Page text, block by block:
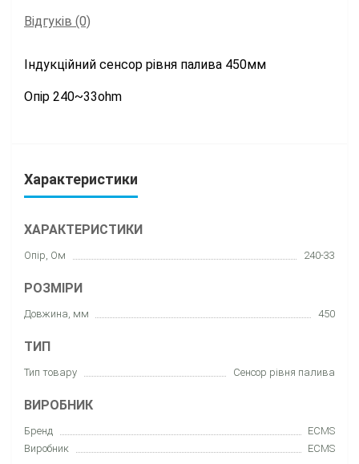
Відгуків (0)
Індукційний сенсор рівня палива 450мм
Опір 240~33ohm
Характеристики
ХАРАКТЕРИСТИКИ
Опір, Ом 240-33
РОЗМІРИ
Довжина, мм 450
ТИП
Тип товару Сенсор рівня палива
ВИРОБНИК
Бренд
ECMS
Виробник
ECMS